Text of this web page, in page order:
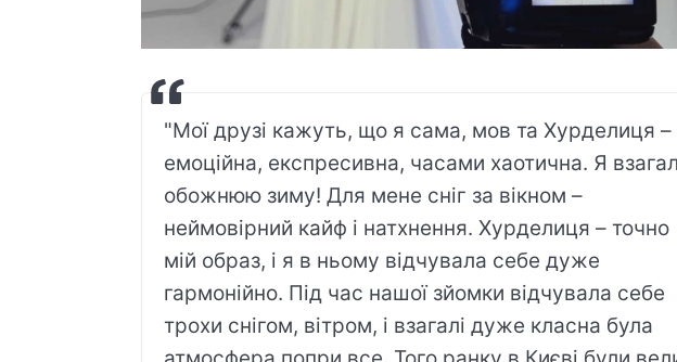
"Мої друзі кажуть, що я сама, мов та Хурделиця –
емоційна, експресивна, часами хаотична. Я
обожнюю зиму! Для мене сніг за вікном –
неймовірний кайф і натхнення. Хурделиця – точно
мій образ, і я в ньому відчувала себе дуже
гармонійно. Під час нашої зйомки відчувала себе
трохи снігом, вітром, і взагалі дуже класна була